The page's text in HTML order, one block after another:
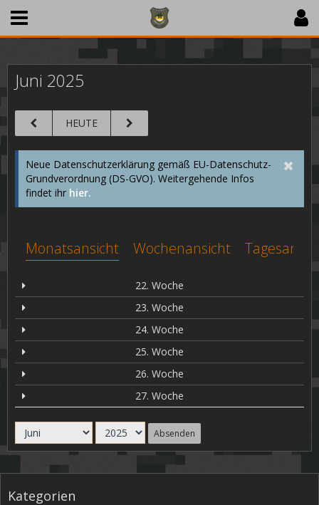
Juni 2025
HEUTE
Neue Datenschutzerklärung gemäß EU-Datenschutz-
Grundverordnung (DS-GVO). Weitergehende Infos
findet ihr hier.
Monatsansicht Wochenansicht
22. Woche
23. Woche
24. Woche
25. Woche
26. Woche
27. Woche
Absenden
Kategorien